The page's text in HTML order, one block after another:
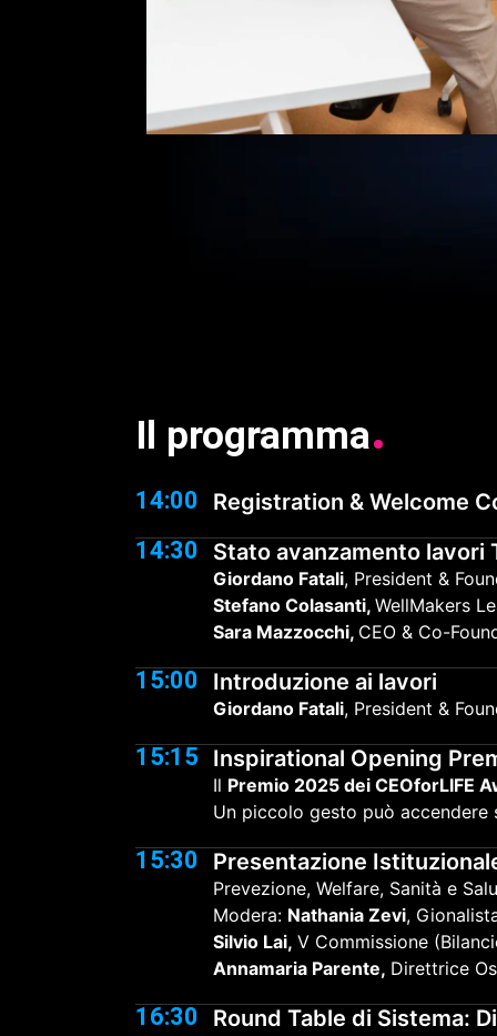
Il programma.
14:00 Registration & Welcome
14:30 Stato avanzamento lavori
Giordano Fatali, President &
Stefano Colasanti, WellMakers
Sara Mazzocchi, CEO & Co-
15:00 Introduzione ai lavori
Giordano Fatali, President &
15:15 Inspirational Opening
Il Premio 2025 dei CEOforLIFE
Un piccolo gesto può
15:30 Presentazione
Prevezione, Welfare, Sanità e
Modera: Nathania Zevi,
Silvio Lai, V Commissione
Annamaria Parente, Direttrice
16:30 Round Table di Sistema: